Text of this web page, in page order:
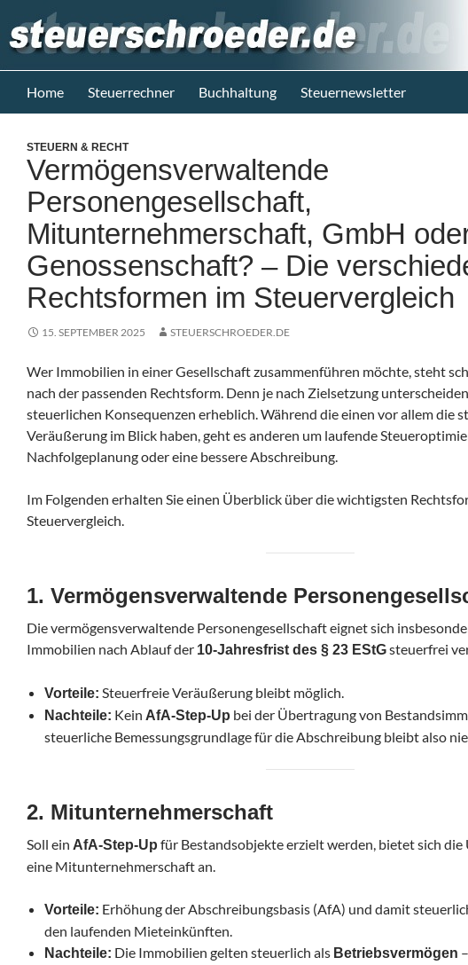
Inhalt
springen
Steuerblog www.steuerschroeder.de
Home Steuerrechner Buchhaltung Steuernewsletter
STEUERN & RECHT
Vermögensverwaltende
Personengesellschaft,
Mitunternehmerschaft, GmbH
Genossenschaft? – Die
Rechtsformen im Steuervergleich
15. SEPTEMBER 2025 STEUERSCHROEDER.DE
Wer Immobilien in einer Gesellschaft zusammenführen möchte, steht
nach der passenden Rechtsform. Denn je nach Zielsetzung
steuerlichen Konsequenzen erheblich. Während die einen vor allem die
Veräußerung im Blick haben, geht es anderen um laufende
Nachfolgeplanung oder eine bessere Abschreibung.
Im Folgenden erhalten Sie einen Überblick über die wichtigsten
Steuervergleich.
1. Vermögensverwaltende
Die vermögensverwaltende Personengesellschaft eignet sich
Immobilien nach Ablauf der 10-Jahresfrist des § 23 EStGsteuerfrei
Vorteile: Steuerfreie Veräußerung bleibt möglich.
Nachteile: Kein AfA-Step-Up bei der Übertragung von
steuerliche Bemessungsgrundlage für die Abschreibung bleibt also
2. Mitunternehmerschaft
Soll ein AfA-Step-Up für Bestandsobjekte erzielt werden, bietet sich
eine Mitunternehmerschaft an.
Vorteile: Erhöhung der Abschreibungsbasis (AfA) und damit
den laufenden Mieteinkünften.
Nachteile: Die Immobilien gelten steuerlich als Betriebsvermögen
Steuerberater
M. Schröder